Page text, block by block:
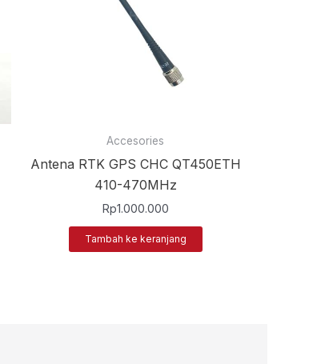
Accesories
Antena RTK GPS CHC QT450ETH
410-470MHz
Rp1.000.000
Tambah ke keranjang